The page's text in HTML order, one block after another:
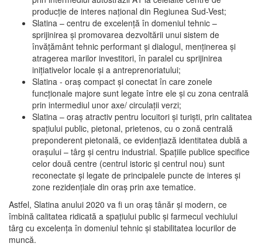
producţie de interes naţional din Regiunea Sud-Vest;
Slatina – centru de excelenţă în domeniul tehnic –
sprijinirea şi promovarea dezvoltării unui sistem de
învăţământ tehnic performant şi dialogul, menţinerea şi
atragerea marilor investitori, în paralel cu sprijinirea
iniţiativelor locale şi a antreprenoriatului;
Slatina - oraş compact şi conectat în care zonele
funcţionale majore sunt legate între ele şi cu zona centrală
prin intermediul unor axe/ circulații verzi;
Slatina – oraş atractiv pentru locuitori şi turişti, prin calitatea
spaţiului public, pietonal, prietenos, cu o zonă centrală
preponderent pietonală, ce evidenţiază identitatea dublă a
oraşului – târg şi centru industrial. Spaţiile publice specifice
celor două centre (centrul istoric şi centrul nou) sunt
reconectate şi legate de principalele puncte de interes şi
zone rezidenţiale din oraş prin axe tematice.
Astfel, Slatina anului 2020 va fi un oraş tânăr şi modern, ce
îmbină calitatea ridicată a spaţiului public şi farmecul vechiului
târg cu excelenţa în domeniul tehnic şi stabilitatea locurilor de
muncă.